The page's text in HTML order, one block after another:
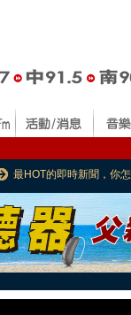
最HOT的即時新聞，你